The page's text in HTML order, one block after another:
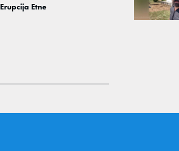
Erupcija Etne